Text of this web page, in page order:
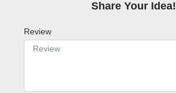
Share Your Idea!​
Review